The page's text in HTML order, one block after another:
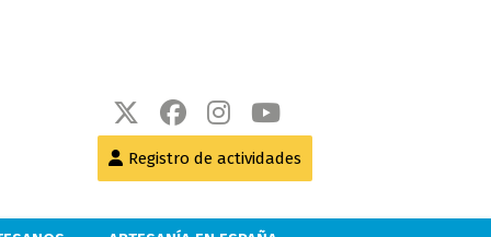
Registro de actividades